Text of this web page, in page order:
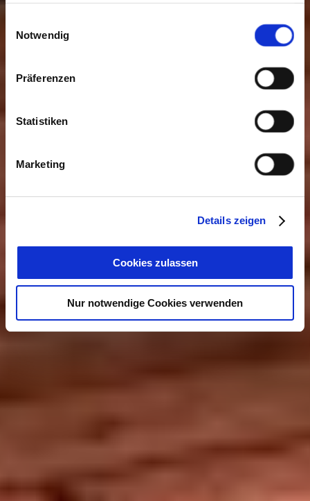
Cookies, wenn Sie unsere Webseite weiterhin nutzen.
Notwendig
Präferenzen
Statistiken
Marketing
Details zeigen
Cookies zulassen
Nur notwendige Cookies verwenden